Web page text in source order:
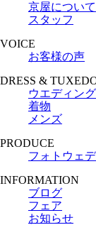
京屋について
スタッフ
VOICE
お客様の声
DRESS &
ウエディン
着物
メンズ
PRODUCE
フォトウェ
INFORMATION
ブログ
フェア
お知らせ